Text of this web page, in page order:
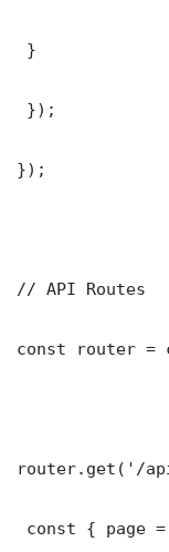
}
});
});
// API Routes
const router =
router.get('/
const { page